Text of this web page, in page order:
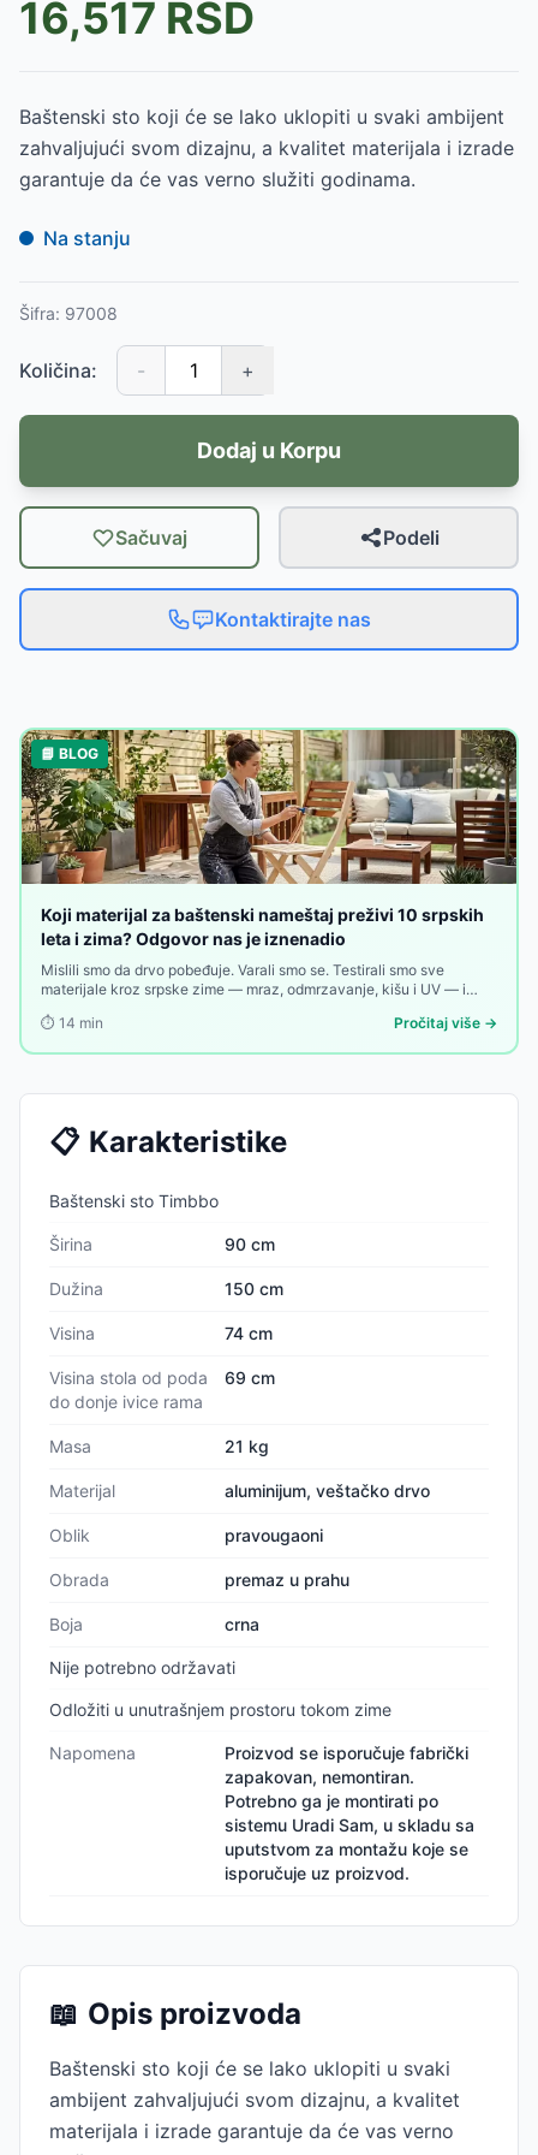
16,517 RSD
Baštenski sto koji će se lako uklopiti u svaki ambijent
zahvaljujući svom dizajnu, a kvalitet materijala i izrade
garantuje da će vas verno služiti godinama.
Na stanju
Šifra: 97008
Količina: - +
Dodaj u Korpu
Sačuvaj Podeli
Kontaktirajte nas
📘 BLOG
Koji materijal za baštenski nameštaj preživi 10 srpskih
leta i zima? Odgovor nas je iznenadio
Mislili smo da drvo pobeđuje. Varali smo se. Testirali smo sve
materijale kroz srpske zime — mraz, odmrzavanje, kišu i UV — i
sledeću kupovinu.
⏱️ 14 min Pročitaj više →
📋 Karakteristike
Baštenski sto Timbbo
Širina 90 cm
Dužina 150 cm
Visina 74 cm
Visina stola od poda
do donje ivice rama
69 cm
Masa 21 kg
Materijal aluminijum, veštačko drvo
Oblik pravougaoni
Obrada premaz u prahu
Boja crna
Nije potrebno održavati
Odložiti u unutrašnjem prostoru tokom zime
Napomena
Proizvod se isporučuje fabrički
zapakovan, nemontiran.
Potrebno ga je montirati po
sistemu Uradi Sam, u skladu sa
uputstvom za montažu koje se
isporučuje uz proizvod.
📖 Opis proizvoda
Baštenski sto koji će se lako uklopiti u svaki
ambijent zahvaljujući svom dizajnu, a kvalitet
materijala i izrade garantuje da će vas verno